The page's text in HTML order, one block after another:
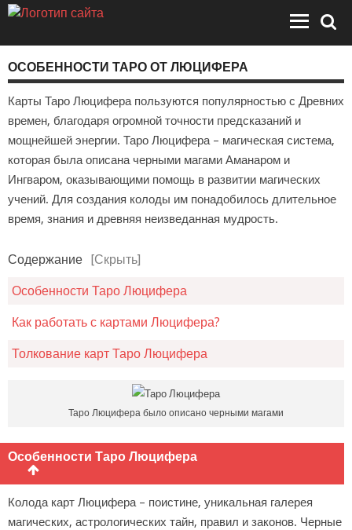
ОСОБЕННОСТИ ТАРО ОТ ЛЮЦИФЕРА
Карты Таро Люцифера пользуются популярностью с Древних
времен, благодаря огромной точности предсказаний и
мощнейшей энергии. Таро Люцифера – магическая система,
которая была описана черными магами Аманаром и
Ингваром, оказывающими помощь в развитии магических
учений. Для создания колоды им понадобилось длительное
время, знания и древняя неизведанная мудрость.
Содержание [Скрыть]
Особенности Таро Люцифера
Как работать с картами Люцифера?
Толкование карт Таро Люцифера
Таро Люцифера было описано черными магами
Особенности Таро Люцифера
Колода карт Люцифера – поистине, уникальная галерея
магических, астрологических тайн, правил и законов. Черные